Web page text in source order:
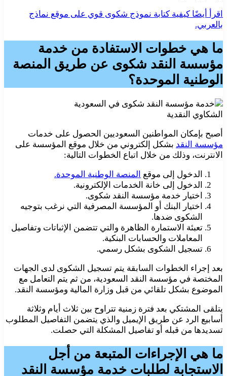
اقرأ أيضًا كيفية كتابة نموذج شكوى قوي على موقع نماذج
بالعربي.
ما هي خطوات الاستفادة من خدمة
مؤسسة النقد شكوى عن طريق المنصة
الوطنية الموحدة؟
الشكاوي النقدية
أصبح بإمكان المواطنين السعوديين الحصول على خدمات
مؤسسة النقد بشكل إلكتروني من خلال موقع المؤسسة على
الانترنت، وذلك من خلال اتباع الخطوات التالية:
الدخول إلى موقع المنصة الوطنية الموحدة.
الدخول إلى خانة الخدمات الإلكترونية.
اختيار خدمة مؤسسة النقد شكوى.
اختيار البنك أو المؤسسة المصرفية التي نرغب بتوجيه
الشكوى ضدها.
تعبئة الاستمارة الظاهرة والتي تتضمن الإثباتات وتفاصيل
المعاملات والحسابات البنكية.
تسجيل الشكوى بشكل رسمي.
بعد إجراء الخطوات السابقة يتم تسجيل الشكوى لدى الجهات
المختصة في مؤسسة النقد السعودية، من ثم يتم التعامل مع
الموضوع بشكل تلقائي من قبل وزارة المالية ومؤسسة النقد.
يتلقى المشتكي بعد فترة زمنية تتراوح بين ثلاث أيام وثلاثة
أسابيع الرد عن طريق الإيميل والذي يتضمن التفاصيل المطلوب
تسديدها من قبله أو تفاصيل المشكلة التي حصلت.
ما هي الإجراءات المتبعة من أجل
الاستجابة لطلبات خدمة مؤسسة النقد